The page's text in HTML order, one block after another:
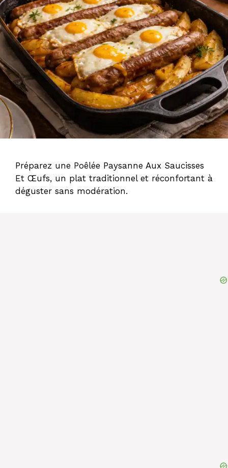
Préparez une Poêlée Paysanne Aux Saucisses
Et Œufs, un plat traditionnel et réconfortant à
déguster sans modération.